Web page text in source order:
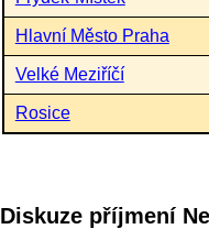
Hlavní Město Praha
Velké Meziříčí
Rosice
Diskuze příjmení